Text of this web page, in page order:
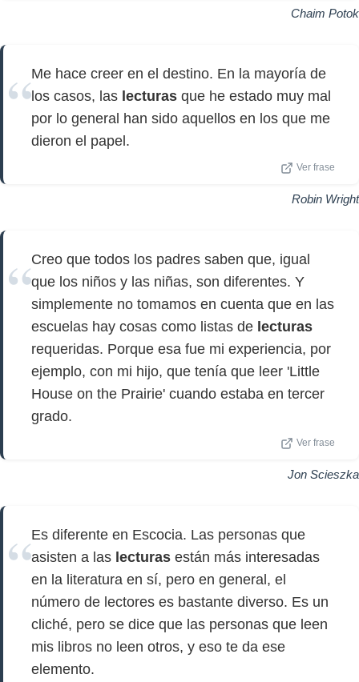
Chaim Potok
Me hace creer en el destino. En la mayoría de
los casos, las lecturas que he estado muy mal
por lo general han sido aquellos en los que me
dieron el papel.
Ver frase
Robin Wright
Creo que todos los padres saben que, igual
que los niños y las niñas, son diferentes. Y
simplemente no tomamos en cuenta que en las
escuelas hay cosas como listas de lecturas
requeridas. Porque esa fue mi experiencia, por
ejemplo, con mi hijo, que tenía que leer 'Little
House on the Prairie' cuando estaba en tercer
grado.
Ver frase
Jon Scieszka
Es diferente en Escocia. Las personas que
asisten a las lecturas están más interesadas
en la literatura en sí, pero en general, el
número de lectores es bastante diverso. Es un
cliché, pero se dice que las personas que leen
mis libros no leen otros, y eso te da ese
elemento.